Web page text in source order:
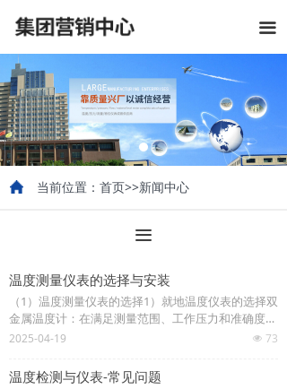
끀
温度测量仪表的选择与安装
（1）温度测量仪表的选择1）就地温度仪表的选择双
金属温度计：在满足测量范围、工作压力和准确度要
求时，应优先选用。压力式温度计：对于-80oC以下
场合可选用。玻璃温度计：由于汞害，一
넶 73
2025-04-19
温度检测与仪表-常见问题
当前位置：首页>>新闻中心
끀